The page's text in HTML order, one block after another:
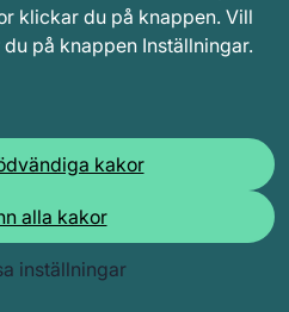
klickar du på knappen. Vill
på knappen Inställningar.
kakor
alla kakor
inställningar